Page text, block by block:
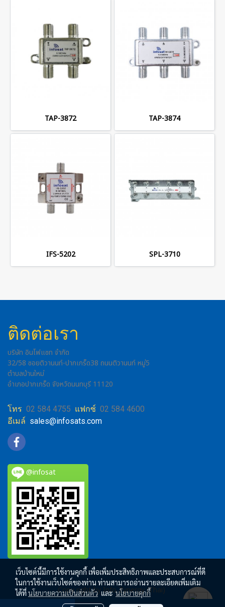
TAP-3872 TAP-3874
IFS-5202 SPL-3710
ติดต่อเรา
บริษัท อินโฟแซท จำกัด
32/58 ซอยติวานนท์-ปากเกร็ด38 ถนนติวานนท์ หมู่5
ตำบลบ้านใหม่
อำเภอปากเกร็ด จังหวัดนนทบุรี 11120
โทร 02 584 4755 แฟกซ์ 02 584 4600
อีเมล์ sales@infosats.com
@infosat
Copy right by Info Zynergy (Thai)
เว็บไซต์นี้มีการใช้งานคุกกี้ เพื่อเพิ่มประสิทธิภาพและประสบการณ์ที่ดี
ในการใช้งานเว็บไซต์ของท่าน ท่านสามารถอ่านรายละเอียดเพิ่มเติม
ได้ที่นโยบายความเป็นส่วนตัวและนโยบายคุกกี้